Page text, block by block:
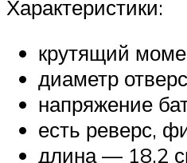
Характеристики:
крутящий
диаметр
напряжение
есть реверс,
длина — 18.2